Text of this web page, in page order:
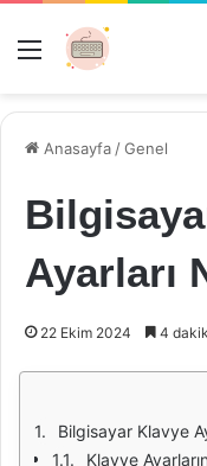
Menü
Anasayfa /Genel
Ayarları
22 Ekim 2024 4
Bilgisayar Klavye
Klavye